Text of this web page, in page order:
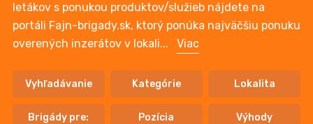
letákov s ponukou produktov/služieb nájdete na
portáli Fajn-brigady.sk, ktorý ponúka najväčšiu ponuku
overených inzerátov v lokali... Viac
Vyhľadávanie Kategórie Lokalita
Brigády pre: Pozícia Výhody